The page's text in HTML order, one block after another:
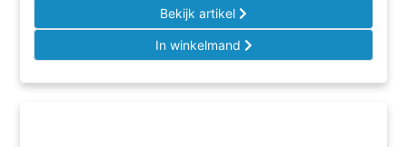
Bekijk artikel
In winkelmand